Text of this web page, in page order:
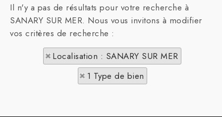
Il n'y a pas de résultats pour votre recherche à
SANARY SUR MER. Nous vous invitons à modifier
vos critères de recherche :
Localisation : SANARY SUR MER
1 Type de bien